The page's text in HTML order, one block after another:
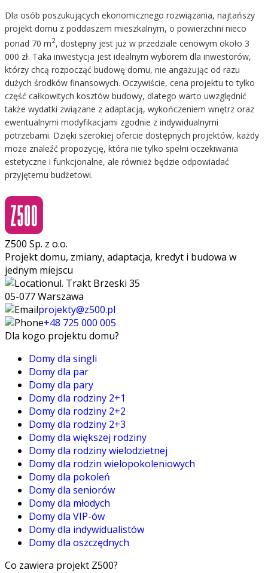
Dla osób poszukujących ekonomicznego rozwiązania, najtańszy
projekt domu z poddaszem mieszkalnym, o powierzchni nieco
ponad 70 m2, dostępny jest już w przedziale cenowym około 3
000 zł. Taka inwestycja jest idealnym wyborem dla inwestorów,
którzy chcą rozpocząć budowę domu, nie angażując od razu
dużych środków finansowych. Oczywiście, cena projektu to tylko
część całkowitych kosztów budowy, dlatego warto uwzględnić
także wydatki związane z adaptacją, wykończeniem wnętrz oraz
ewentualnymi modyfikacjami zgodnie z indywidualnymi
potrzebami. Dzięki szerokiej ofercie dostępnych projektów, każdy
może znaleźć propozycję, która nie tylko spełni oczekiwania
estetyczne i funkcjonalne, ale również będzie odpowiadać
przyjętemu budżetowi.
Z500 Sp. z o.o.
Projekt domu, zmiany, adaptacja, kredyt i budowa w
jednym miejscu
ul. Trakt Brzeski 35
05-077 Warszawa
projekty@z500.pl
+48 725 000 005
Dla kogo projektu domu?
Domy dla singli
Domy dla par
Domy dla pary
Domy dla rodziny 2+1
Domy dla rodziny 2+2
Domy dla rodziny 2+3
Domy dla większej rodziny
Domy dla rodziny wielodzietnej
Domy dla rodzin wielopokoleniowych
Domy dla pokoleń
Domy dla seniorów
Domy dla młodych
Domy dla VIP-ów
Domy dla indywidualistów
Domy dla oszczędnych
Co zawiera projekt Z500?